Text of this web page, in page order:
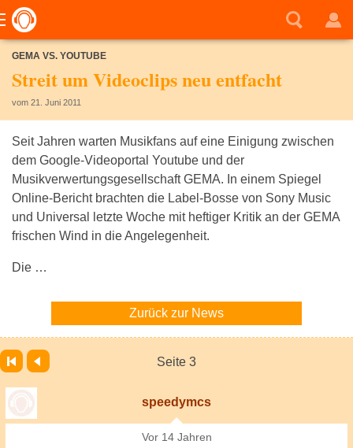
GEMA VS. YOUTUBE
Streit um Videoclips neu entfacht
vom 21. Juni 2011
Seit Jahren warten Musikfans auf eine Einigung zwischen
dem Google-Videoportal Youtube und der
Musikverwertungsgesellschaft GEMA. In einem Spiegel
Online-Bericht brachten die Label-Bosse von Sony Music
und Universal letzte Woche mit heftiger Kritik an der GEMA
frischen Wind in die Angelegenheit.
Die …
Zurück zur News
Seite 3
speedymcs
Vor 14 Jahren